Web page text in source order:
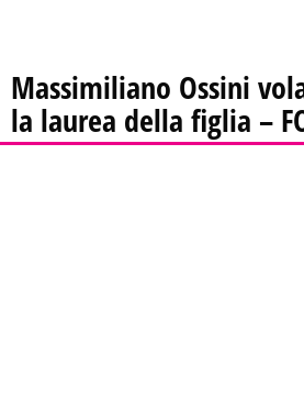
Massimiliano Ossini
la laurea della figlia –